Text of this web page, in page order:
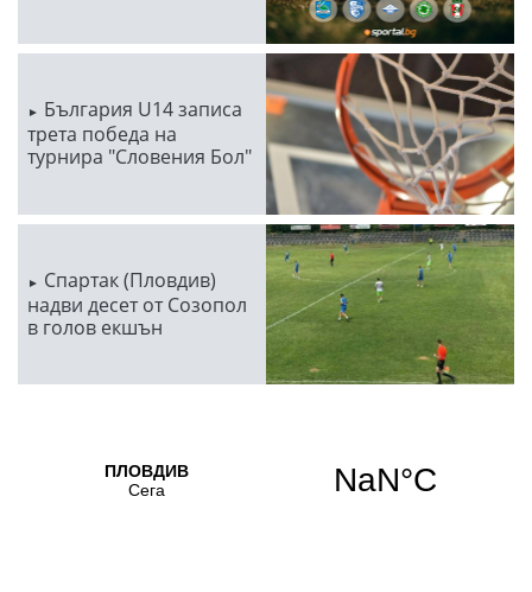
България U14 записа
трета победа на
турнира "Словения Бол"
Спартак (Пловдив)
надви десет от Созопол
в голов екшън